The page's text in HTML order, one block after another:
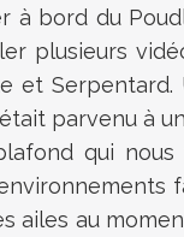
à bord du
plusieurs
et
parvenu à
qui
ailes au